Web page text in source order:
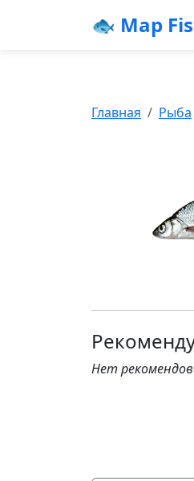
🐟 Map
Главная Рыба
Нет